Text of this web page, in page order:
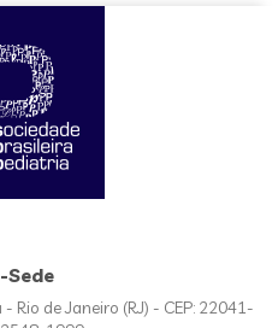
Sede
Rio de Janeiro (RJ) - CEP: 22041-